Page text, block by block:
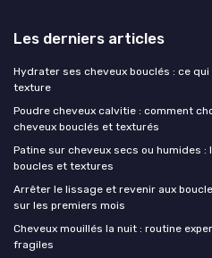
Les derniers articles
Hydrater ses cheveux bouclés : ce
texture
Poudre cheveux calvitie : comment
cheveux bouclés et texturés
Patine sur cheveux secs ou humides :
boucles et textures
Arrêter le lissage et revenir aux
sur les premiers mois
Cheveux mouillés la nuit : routine
fragiles